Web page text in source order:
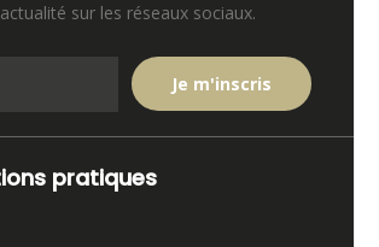
sur les réseaux sociaux.
pratiques